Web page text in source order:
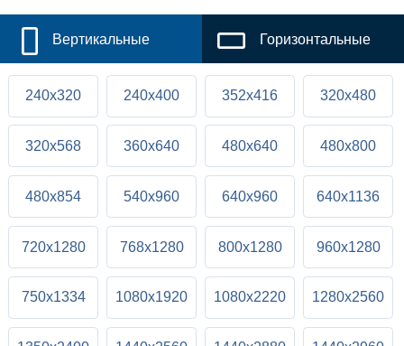
Вертикальные Горизонтальные
240x320 240x400 352x416 320x480
320x568 360x640 480x640 480x800
480x854 540x960 640x960 640x1136
720x1280 768x1280 800x1280 960x1280
750x1334 1080x1920 1080x2220 1280x2560